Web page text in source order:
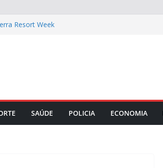
Resort Week
batatas rústicas
Taça de Bolo de
SAÚDE POLICIA ECONOMIA